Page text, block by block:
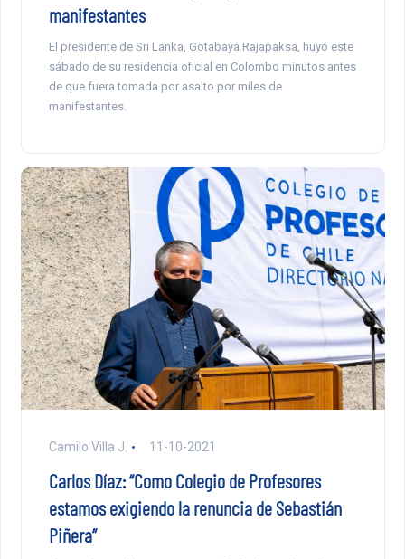
manifestantes
El presidente de Sri Lanka, Gotabaya Rajapaksa, huyó este
sábado de su residencia oficial en Colombo minutos antes
de que fuera tomada por asalto por miles de
manifestantes.
Camilo Villa J. 11-10-2021
Carlos Díaz: “Como Colegio de Profesores
estamos exigiendo la renuncia de Sebastián
Piñera”